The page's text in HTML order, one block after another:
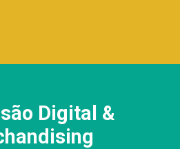
Digital &